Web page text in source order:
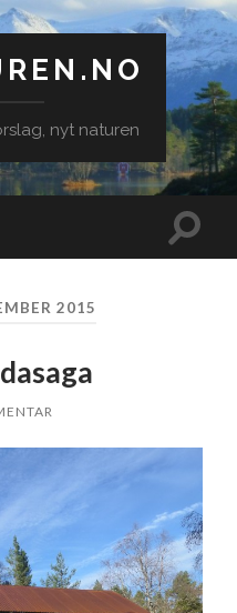
nyt naturen
Veksle
2015